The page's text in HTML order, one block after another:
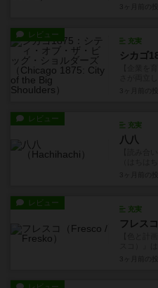
レビュー
充実
レビュー
充実
八八
レビュー
充実
フレスコ